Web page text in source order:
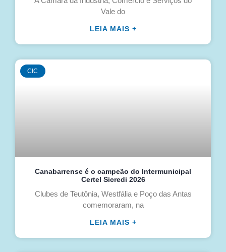
Vale do
LEIA MAIS +
CIC
Canabarrense é o campeão do Intermunicipal
Certel Sicredi 2026
Clubes de Teutônia, Westfália e Poço das Antas
comemoraram, na
LEIA MAIS +